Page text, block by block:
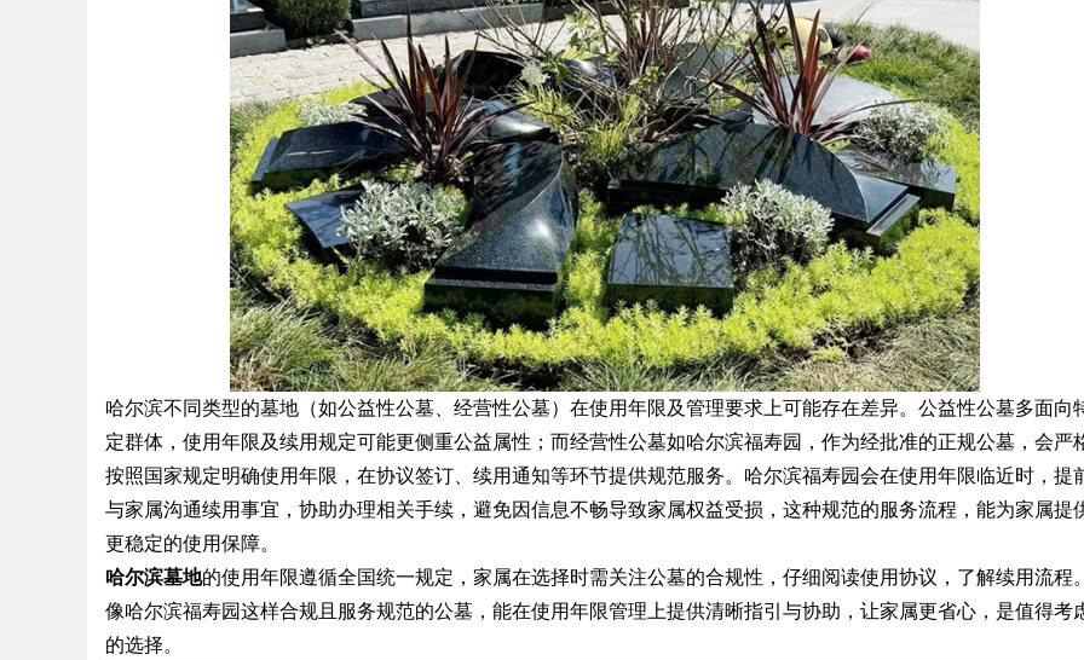
ar
哈尔滨不同类型的墓地（如公益性公墓、经营性公墓）在使用年限及管理要求上可能存在差异。公益性公墓多面向
定群体，使用年限及续用规定可能更侧重公益属性；而经营性公墓如哈尔滨福寿园，作为经批准的正规公墓，会严
按照国家规定明确使用年限，在协议签订、续用通知等环节提供规范服务。哈尔滨福寿园会在使用年限临近时，提
与家属沟通续用事宜，协助办理相关手续，避免因信息不畅导致家属权益受损，这种规范的服务流程，能为家属提
更稳定的使用保障。
哈尔滨墓地的使用年限遵循全国统一规定，家属在选择时需关注公墓的合规性，仔细阅读使用协议，了解续用流程
像哈尔滨福寿园这样合规且服务规范的公墓，能在使用年限管理上提供清晰指引与协助，让家属更省心，是值得考
的选择。